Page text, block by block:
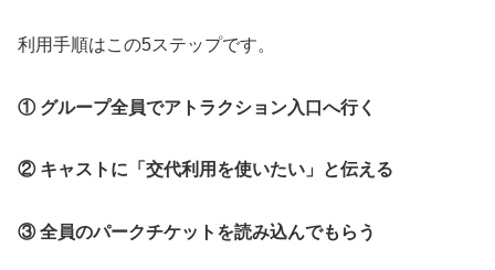
利用手順はこの5ステップです。
① グループ全員でアトラクション入口へ行く
② キャストに「交代利用を使いたい」と伝える
③ 全員のパークチケットを読み込んでもらう